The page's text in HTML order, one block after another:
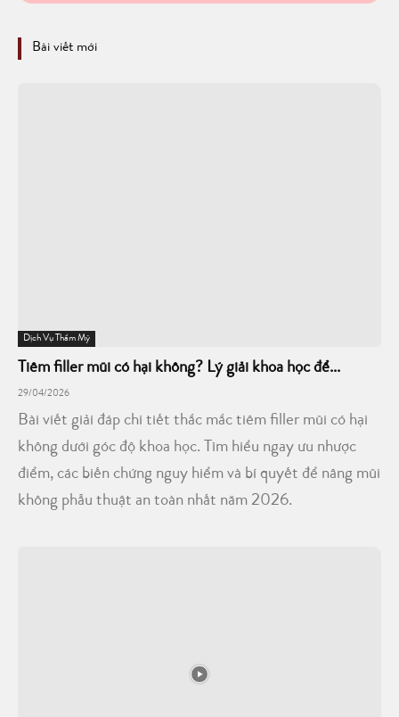
Bài viết mới
Dịch Vụ Thẩm Mỹ
Tiêm filler mũi có hại không? Lý giải khoa học để...
29/04/2026
Bài viết giải đáp chi tiết thắc mắc tiêm filler mũi có hại
không dưới góc độ khoa học. Tìm hiểu ngay ưu nhược
điểm, các biến chứng nguy hiểm và bí quyết để nâng mũi
không phẫu thuật an toàn nhất năm 2026.